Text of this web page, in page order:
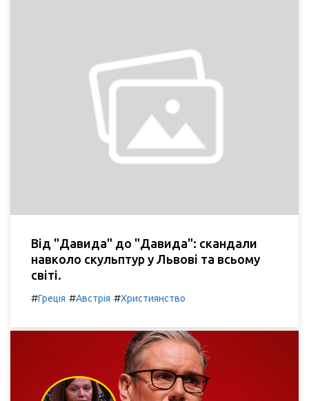
Від "Давида" до "Давида": скандали
навколо скульптур у Львові та всьому
світі.
#Греція #Австрія #Християнство